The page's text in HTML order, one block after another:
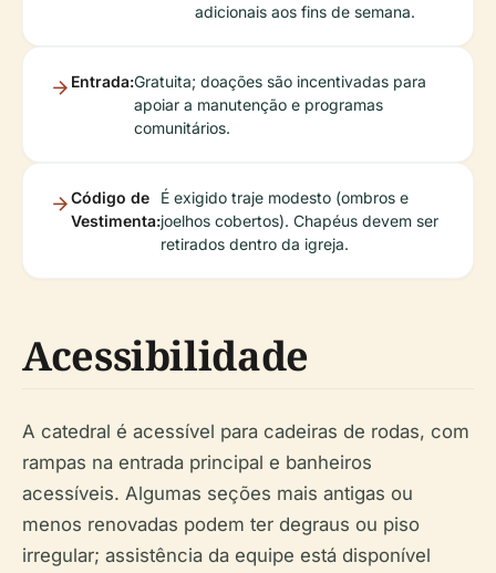
adicionais aos fins de semana.
Entrada:Gratuita; doações são incentivadas para
apoiar a manutenção e programas
comunitários.
Código de
Vestimenta:
É exigido traje modesto (ombros e
joelhos cobertos). Chapéus devem ser
retirados dentro da igreja.
Acessibilidade
A catedral é acessível para cadeiras de rodas, com
rampas na entrada principal e banheiros
acessíveis. Algumas seções mais antigas ou
menos renovadas podem ter degraus ou piso
irregular; assistência da equipe está disponível